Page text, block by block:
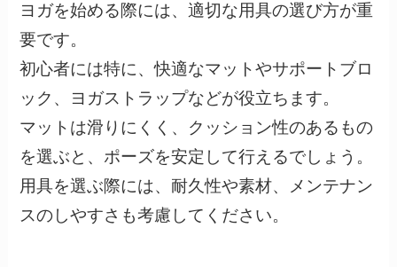
ヨガを始める際には、適切な用具の選び方が重
要です。
初心者には特に、快適なマットやサポートブロ
ック、ヨガストラップなどが役立ちます。
マットは滑りにくく、クッション性のあるもの
を選ぶと、ポーズを安定して行えるでしょう。
用具を選ぶ際には、耐久性や素材、メンテナン
スのしやすさも考慮してください。